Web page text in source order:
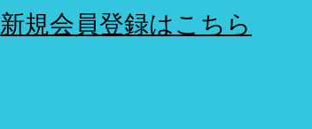
新規会員登録はこちら